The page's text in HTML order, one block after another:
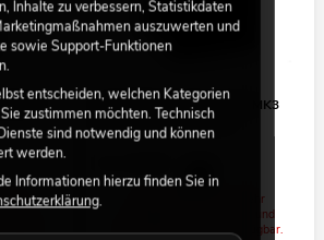
2-
und
OMNITRONIC PAS-151A MK3
Subwoofer, aktiv, DSP
Der Artikel ist nicht mehr
erhältlich. Informationen und
Ersatzteile sind noch verfügbar.
Inhalte zu verbessern, Statistikdaten
auszuwerten und
sowie Support-Funktionen
entscheiden, welchen Kategorien
zustimmen möchten. Technisch
sind notwendig und können
werden.
Informationen hierzu finden Sie in
.